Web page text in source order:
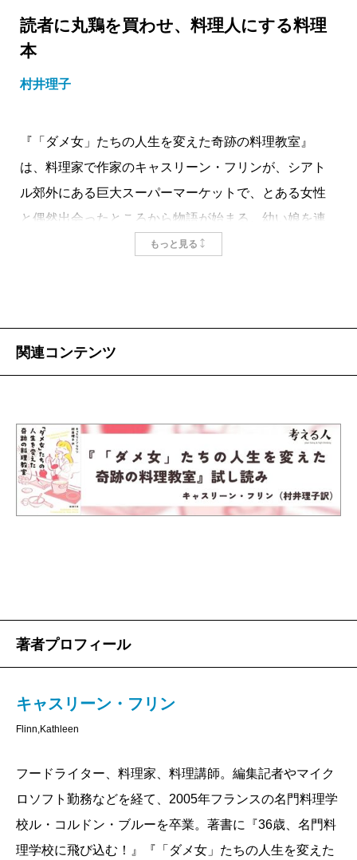
読者に丸鶏を買わせ、料理人にする料理
本
村井理子
『「ダメ女」たちの人生を変えた奇跡の料理教室』
は、料理家で作家のキャスリーン・フリンが、シアト
ル郊外にある巨大スーパーマーケットで、とある女性
と偶然出会ったところから物語が始まる。幼い娘を連
れた彼女は、次々と、大量のインスタント食品でカー
は、勇気を振り絞って彼女に話しかける。彼女がイン
それだけのことだったのだ。そうであれば、三十六歳
でリストラされ、一念発起パリに渡り、世界屈指の名
門料理学校ル・コルドン・ブルーを卒業した自分が彼
女の食卓を変えることが出来る。かわいい娘さんに、
タント食品を棚に戻し、代わりに、同じ献立を作るこ
法まで伝えることが出来たのだ。
このできごとは、長くキャスリーンの心に残り続け
スリーンは、やがて素晴らしいプロジェクトを思いつ
く。料理が嫌いで、苦手と考えている女性を十人集
め、彼女らの自宅を訪ねて、冷蔵庫の中身を見せても
らう。実際に調理をしてもらい、それぞれの苦手を明
もっと見る
関連コンテンツ
著者プロフィール
キャスリーン・フリン
Flinn,Kathleen
フードライター、料理家、料理講師。編集記者やマイク
ロソフト勤務などを経て、2005年フランスの名門料理学
校ル・コルドン・ブルーを卒業。著書に『36歳、名門料
理学校に飛び込む！』『「ダメ女」たちの人生を変えた